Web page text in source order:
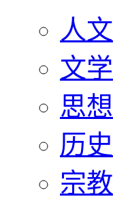
人文
文学
思想
历史
宗教